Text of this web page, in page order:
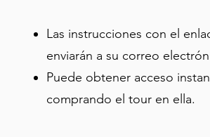
extravagante del siglo XVI.
esculpidas en piedra,
un libro de imágenes
de vitrales de la catedral: el
famoso "Azul de Chartres",
Las instrucciones con el
enviarán a su correo
Puede obtener acceso
comprando el tour en ella.